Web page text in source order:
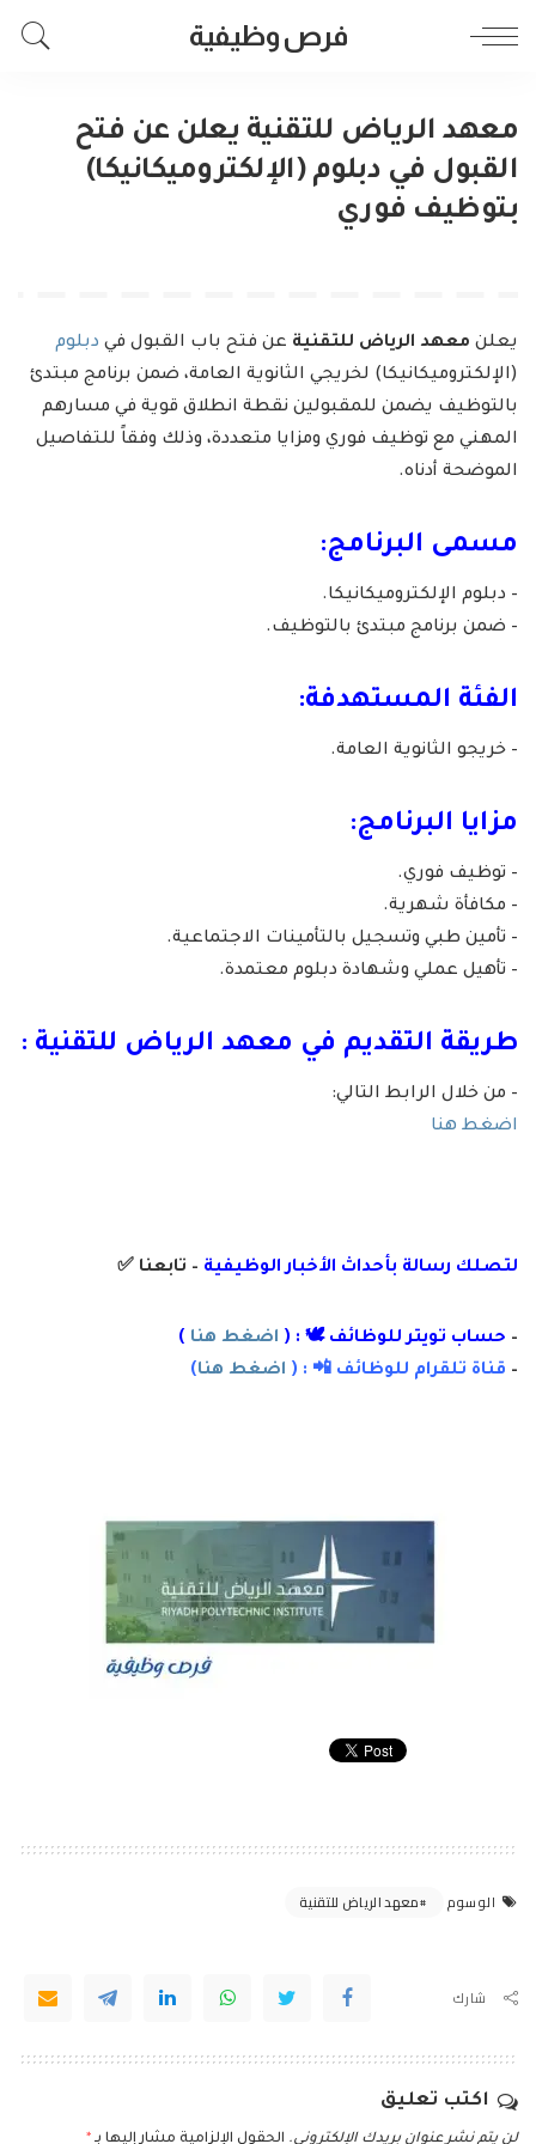
فرص وظيفية
معهد الرياض للتقنية يعلن عن فتح
القبول في دبلوم (الإلكتروميكانيكا)
بتوظيف فوري
يعلن معهد الرياض للتقنية عن فتح باب القبول في دبلوم
(الإلكتروميكانيكا) لخريجي الثانوية العامة، ضمن برنامج مبتدئ
بالتوظيف يضمن للمقبولين نقطة انطلاق قوية في مسارهم
المهني مع توظيف فوري ومزايا متعددة، وذلك وفقاً للتفاصيل
الموضحة أدناه.
مسمى البرنامج:
– دبلوم الإلكتروميكانيكا.
– ضمن برنامج مبتدئ بالتوظيف.
الفئة المستهدفة:
– خريجو الثانوية العامة.
مزايا البرنامج:
– توظيف فوري.
– مكافأة شهرية.
– تأمين طبي وتسجيل بالتأمينات الاجتماعية.
– تأهيل عملي وشهادة دبلوم معتمدة.
طريقة التقديم في معهد الرياض للتقنية :
– من خلال الرابط التالي:
اضغط هنا
لتصلك رسالة بأحداث الأخبار الوظيفية – تابعنا ✅
– حساب تويتر للوظائف 🕊 : ( اضغط هنا )
– قناة تلقرام للوظائف 📲 : ( اضغط هنا)
الوسوم معهد الرياض للتقنية
شارك
اكتب تعليق
لن يتم نشر عنوان بريدك الإلكتروني. الحقول الإلزامية مشار إليها بـ *